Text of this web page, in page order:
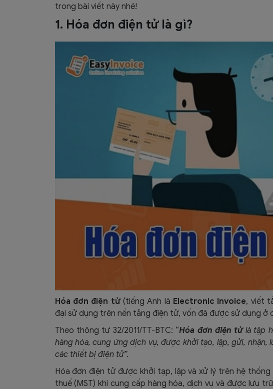
trong bài viết này nhé!
1. Hóa đơn điện tử là gì?
Hóa đơn điện tử(tiếng Anh là Electronic Invoice, viết
đại sử dụng trên nền tảng điện tử, vốn đã được sử dụng ở
Theo thông tư 32/2011/TT-BTC: “Hóa đơn điện tửlà tập
hàng hóa, cung ứng dịch vụ, được khởi tạo, lập, gửi,
các thiết bị điện tử”.
Hóa đơn điện tử được khởi tạp, lập và xử lý trên hệ
thuế (MST) khi cung cấp hàng hóa, dịch vụ và được lưu